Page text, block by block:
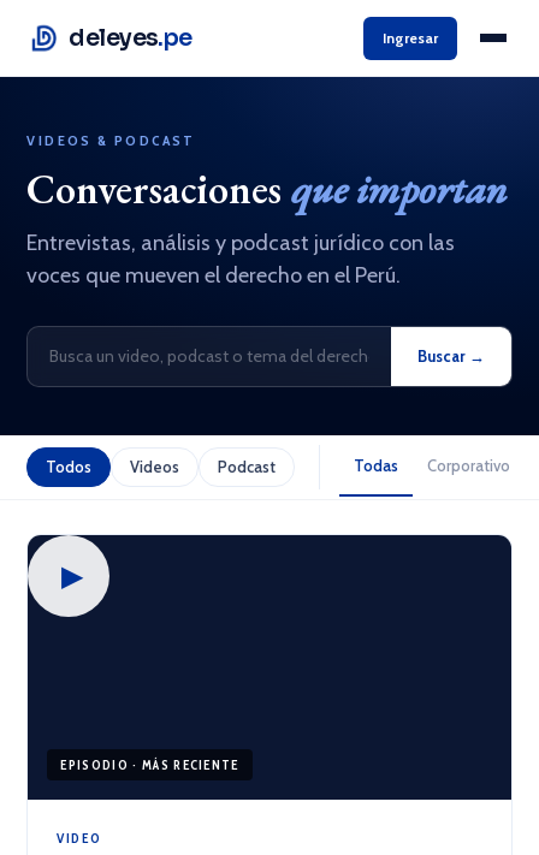
deleyes.pe Ingresar
VIDEOS & PODCAST
Conversacionesque importan
Entrevistas, análisis y podcast jurídico con las
voces que mueven el derecho en el Perú.
Buscar →
Todos Videos Podcast Todas Corporativo
▶
EPISODIO · MÁS RECIENTE
VIDEO